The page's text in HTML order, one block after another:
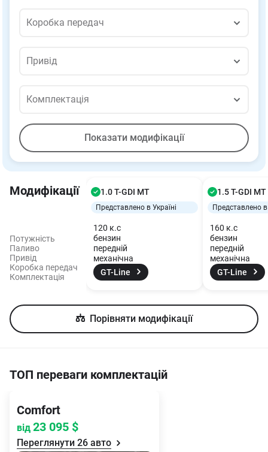
Коробка передач
Коробка передач
Привід
Привід
Комплектація
Комплектація
Показати модифікації
Модифікації
Потужність
Паливо
Привід
Коробка передач
Комплектація
1.0 T-GDI MT
Представлено в Україні
120 к.с
бензин
передній
механічна
GT-Line
1.5 T-GDI MT
Представлено в
160 к.с
бензин
передній
механічна
GT-Line
Порівняти модифікації
ТОП переваги комплектацій
Comfort
від 23 095 $
Переглянути 26 авто